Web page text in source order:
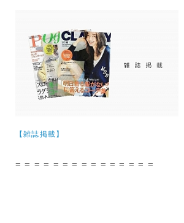
【雑誌掲載】
= = = = = = = = = = = = = = =